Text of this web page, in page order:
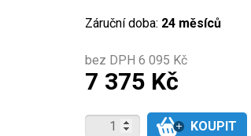
Záruční doba: 24 měsíců
bez DPH 6 095 Kč
7 375 Kč